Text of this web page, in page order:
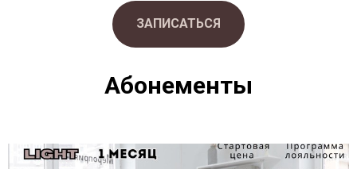
ЗАПИСАТЬСЯ
Абонементы